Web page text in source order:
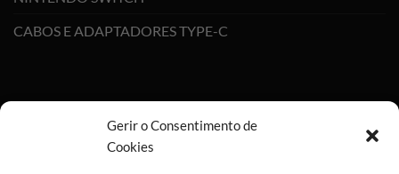
Gerir o Consentimento de
Cookies
CABOS E ADAPTADORES TYPE-C